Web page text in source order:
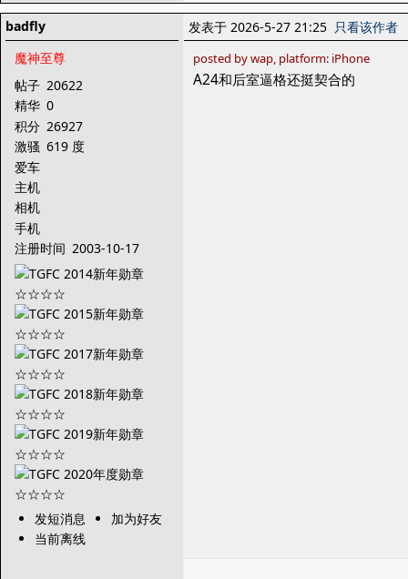
badfly
魔神至尊
帖子 20622
精华 0
积分 26927
激骚 619 度
爱车
主机
相机
手机
注册时间 2003-10-17
发短消息
加为好友
当前离线
发表于 2026-5-27 21:25 只看该作者
posted by wap, platform: iPhone
A24和后室逼格还挺契合的